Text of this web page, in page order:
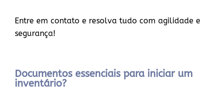
Entre em contato e resolva tudo com agilidade e
segurança!
Documentos essenciais para iniciar um
inventário?